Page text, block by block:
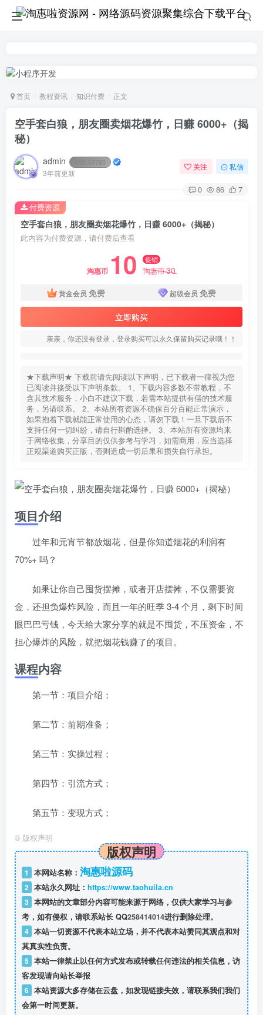
首页 教程资讯 知识付费 正文
空手套白狼，朋友圈卖烟花爆竹，日赚 6000+（揭
秘）
admin 65785
3年前更新
关注 私信
0 86 7
空手套白狼，朋友圈卖烟花爆竹，日赚 6000+（揭秘）
此内容为付费资源，请付费后查看
淘惠币 10 促销
淘惠币30
黄金会员 免费 超级会员 免费
立即购买
亲亲，你还没有登录，登录购买可以永久保留购买记录哦！！
★下载声明★ 下载前请先阅读以下声明，已下载者一律视为您
已阅读并接受以下声明条款。 1、下载内容多数不带教程，不
含其技术服务，小白不建议下载，若需本站提供有偿的技术服
务，另请联系。 2、本站所有资源不确保百分百能正常演示，
如果抱着下载就能正常使用的心态，请勿下载！一旦下载后不
支持任何一切纠纷，请自行斟酌选择。 3、本站所有资源均来
于网络收集，分享目的仅供参考与学习，如需商用，应当选择
正规渠道购买正版，否则造成一切后果和损失自行承担。
付费资源
项目介绍
过年和元宵节都放烟花，但是你知道烟花的利润有
70%+ 吗？
如果让你自己囤货摆摊，或者开店摆摊，不仅需要资
金，还担负爆炸风险，而且一年的旺季 3-4 个月，剩下时间
眼巴巴亏钱，今天给大家分享的就是不囤货，不压资金，不
担心爆炸的风险，就把烟花钱赚了的项目。
课程内容
第一节：项目介绍；
第二节：前期准备；
第三节：实操过程；
第四节：引流方式；
第五节：变现方式；
© 版权声明
版权声明
1 本网站名称： 淘惠啦源码
2 本站永久网址： https://www.taohuila.cn
3 本网站的文章部分内容可能来源于网络，仅供大家学习与参
考，如有侵权，请联系站长 QQ258414014进行删除处理。
4 本站一切资源不代表本站立场，并不代表本站赞同其观点和对
其真实性负责。
5 本站一律禁止以任何方式发布或转载任何违法的相关信息，访
客发现请向站长举报
6 本站资源大多存储在云盘，如发现链接失效，请联系我们我们
会第一时间更新。